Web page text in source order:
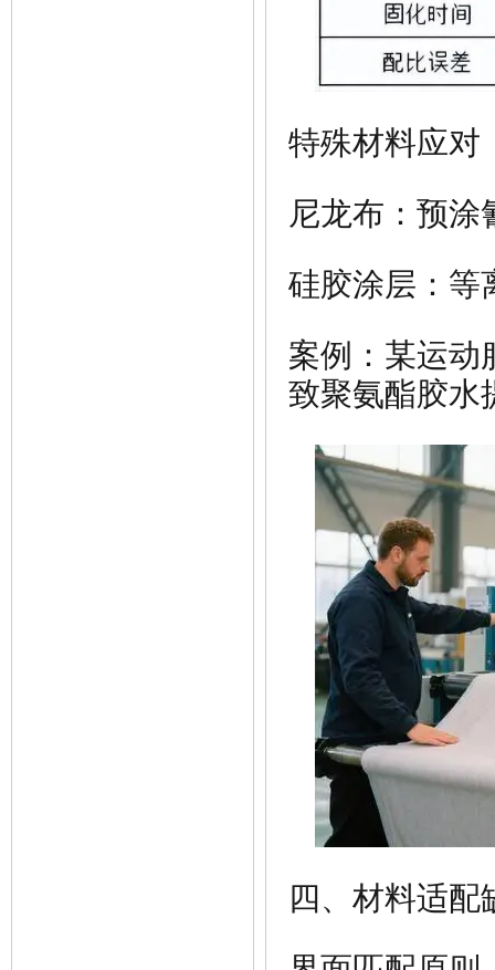
特殊材料应对
尼龙布：预涂
硅胶涂层：等
案例：某运动
致聚氨酯胶水
四、材料适配